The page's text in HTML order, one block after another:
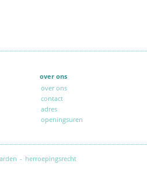
over ons
over ons
contact
adres
openingsuren
- herroepingsrecht